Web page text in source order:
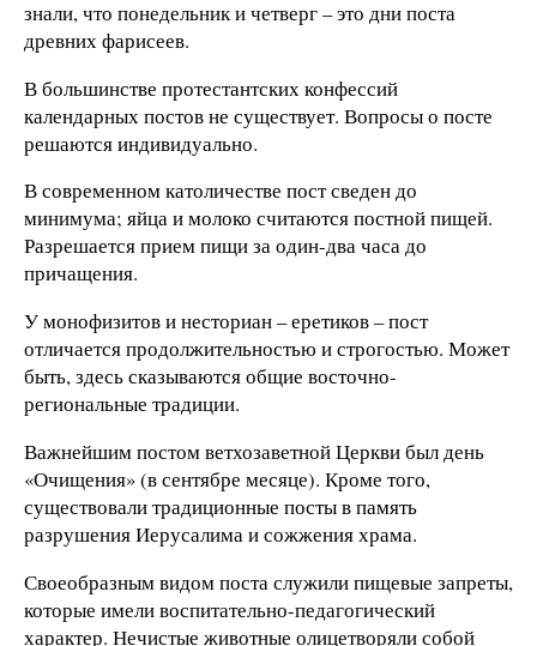
знали, что понедельник и четверг – это дни поста
древних фарисеев.
В большинстве протестантских конфессий
календарных постов не существует. Вопросы о посте
решаются индивидуально.
В современном католичестве пост сведен до
минимума; яйца и молоко считаются постной пищей.
Разрешается прием пищи за один-два часа до
причащения.
У монофизитов и несториан – еретиков – пост
отличается продолжительностью и строгостью. Может
быть, здесь сказываются общие восточно-
региональные традиции.
Важнейшим постом ветхозаветной Церкви был день
«Очищения» (в сентябре месяце). Кроме того,
существовали традиционные посты в память
разрушения Иерусалима и сожжения храма.
Своеобразным видом поста служили пищевые запреты,
которые имели воспитательно-педагогический
характер. Нечистые животные олицетворяли собой